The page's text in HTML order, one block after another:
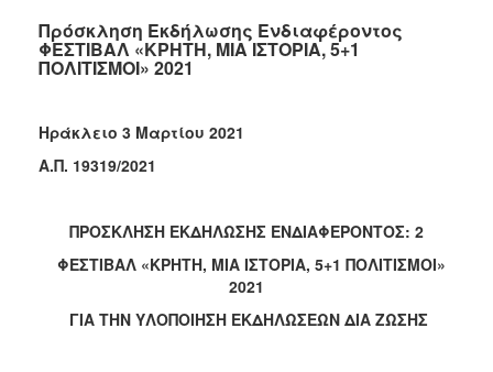
καθ’
οδόν
Κρήτη
1
Καστρινή
Χριστούγεννα
–
Πρωτοχρονιά
Πολιτιστικοί
Αγώνες
Πρόσκληση Εκδήλωσης Ενδιαφέροντος
ΦΕΣΤΙΒΑΛ «ΚΡΗΤΗ, ΜΙΑ ΙΣΤΟΡΙΑ, 5+1
ΠΟΛΙΤΙΣΜΟΙ» 2021
Ηράκλειο 3 Μαρτίου 2021
Α.Π. 19319/2021
ΠΡΟΣΚΛΗΣΗ ΕΚΔΗΛΩΣΗΣ ΕΝΔΙΑΦΕΡΟΝΤΟΣ: 2
ΦΕΣΤΙΒΑΛ «ΚΡΗΤΗ, ΜΙΑ ΙΣΤΟΡΙΑ, 5+1 ΠΟΛΙΤΙΣΜΟΙ»
2021
ΓΙΑ ΤΗΝ ΥΛΟΠΟΙΗΣΗ ΕΚΔΗΛΩΣΕΩΝ ΔΙΑ ΖΩΣΗΣ